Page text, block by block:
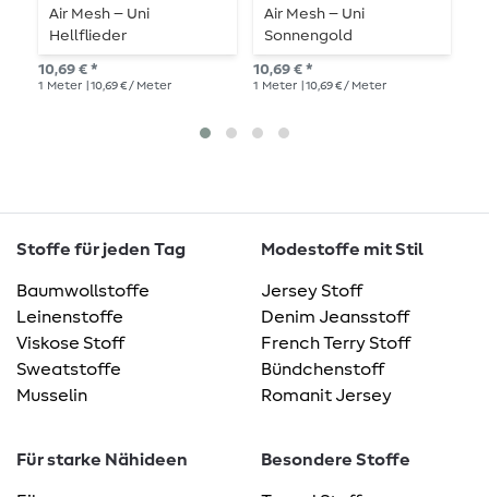
Air Mesh – Uni
Hellflieder
10,69 € *
1 Meter | 10,69 € / Meter
Air Mesh – Uni
Sonnengold
10,69 € *
1 Meter | 10,69 € / Meter
Stoffe für jeden Tag
Baumwollstoffe
Leinenstoffe
Viskose Stoff
Sweatstoffe
Musselin
Modestoffe mit Stil
Jersey Stoff
Denim Jeansstoff
French Terry Stoff
Bündchenstoff
Romanit Jersey
Für starke Nähideen Besondere Stoffe